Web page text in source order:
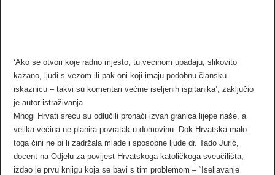
‘Ako se otvori koje radno mjesto, tu većinom upadaju, slikovito
kazano, ljudi s vezom ili pak oni koji imaju podobnu člansku
iskaznicu – takvi su komentari većine iseljenih ispitanika’, zaključio
je autor istraživanja
Mnogi Hrvati sreću su odlučili pronaći izvan granica lijepe naše, a
velika većina ne planira povratak u domovinu. Dok Hrvatska malo
toga čini ne bi li zadržala mlade i sposobne ljude dr. Tado Jurić,
docent na Odjelu za povijest Hrvatskoga katoličkoga sveučilišta,
izdao je prvu knjigu koja se bavi s tim problemom – “Iseljavanje